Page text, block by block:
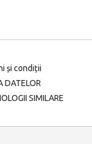
și condiții
DATELOR
SIMILARE